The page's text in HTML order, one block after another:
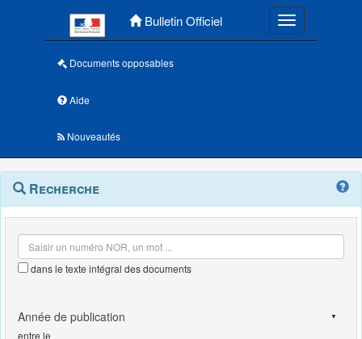
Bulletin Officiel Toggle
Documents opposables
Aide
Nouveautés
Navigation
outils
Menu
contextuel
Recherche
dans le texte intégral des documents
entre le